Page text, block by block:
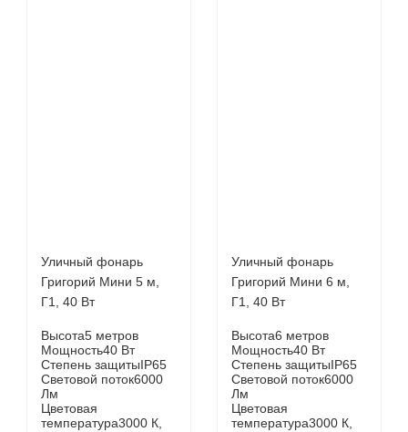
Уличный фонарь
Григорий Мини 5 м,
Г1, 40 Вт
Высота5 метров
Мощность40 Вт
Степень защитыIP65
Световой поток6000
Лм
Цветовая
температура3000 К,
Уличный фонарь
Григорий Мини 6 м,
Г1, 40 Вт
Высота6 метров
Мощность40 Вт
Степень защитыIP65
Световой поток6000
Лм
Цветовая
температура3000 К,